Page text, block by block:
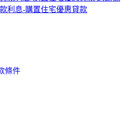
利息-購置住宅優惠貸款
條件